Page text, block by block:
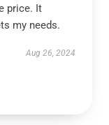
price. It
my needs.
Aug 26, 2024